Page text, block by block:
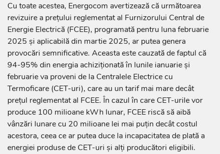
Cu toate acestea, Energocom avertizează că următoarea
revizuire a prețului reglementat al Furnizorului Central de
Energie Electrică (FCEE), programată pentru luna februarie
2025 și aplicabilă din martie 2025, ar putea genera
provocări semnificative. Aceasta este cauzată de faptul că
94-95% din energia achiziționată în lunile ianuarie și
februarie va proveni de la Centralele Electrice cu
Termoficare (CET-uri), care au un tarif mai mare decât
prețul reglementat al FCEE. În cazul în care CET-urile vor
produce 100 milioane kWh lunar, FCEE riscă să aibă
vânzări lunare cu 20 milioane lei mai puțin decât costul
acestora, ceea ce ar putea duce la incapacitatea de plată a
energiei produse de CET-uri și alți producători eligibili.